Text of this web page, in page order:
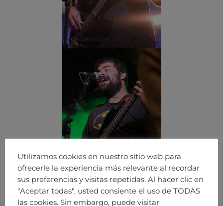
Utilizamos cookies en nuestro sitio web para
ofrecerle la experiencia más relevante al recordar
sus preferencias y visitas repetidas. Al hacer clic en
"Aceptar todas", usted consiente el uso de TODAS
las cookies. Sin embargo, puede visitar